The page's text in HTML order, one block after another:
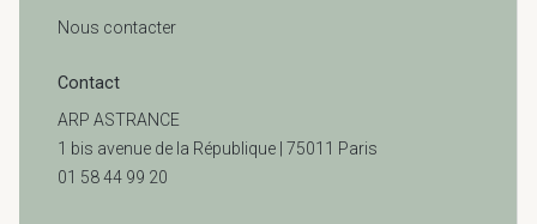
Nous contacter
Contact
ARP ASTRANCE
1 bis avenue de la République | 75011 Paris
01 58 44 99 20